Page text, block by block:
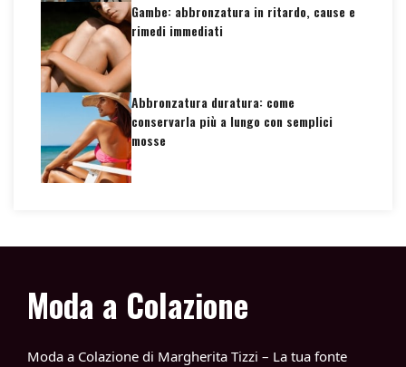
Gambe: abbronzatura in ritardo, cause e
rimedi immediati
Abbronzatura duratura: come
conservarla più a lungo con semplici
mosse
Moda a Colazione
Moda a Colazione di Margherita Tizzi – La tua fonte